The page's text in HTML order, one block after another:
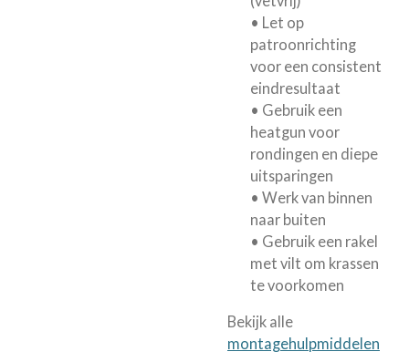
• Let op
patroonrichting
voor een consistent
eindresultaat
• Gebruik een
heatgun voor
rondingen en diepe
uitsparingen
• Werk van binnen
naar buiten
• Gebruik een rakel
met vilt om krassen
te voorkomen
Bekijk alle
montagehulpmiddelen